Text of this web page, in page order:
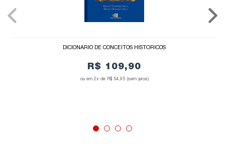
DICIONÁRIO DE CONCEITOS HISTÓRICOS
R$ 109,90
2x de R$ 54,95 (sem juros)